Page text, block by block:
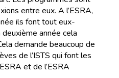
entre eux. A l’ESRA,
ils font tout eux-
année cela
demande beaucoup de
de l’ISTS qui font les
et de l’ESRA